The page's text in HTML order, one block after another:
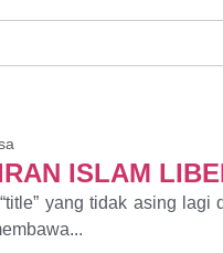
ISLAM
yang tidak asing